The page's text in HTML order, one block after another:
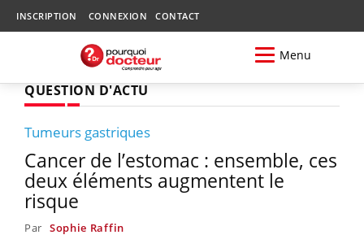
INSCRIPTION CONNEXION CONTACT
Menu
QUESTION D'ACTU
Tumeurs gastriques
Cancer de l’estomac : ensemble, ces
deux éléments augmentent le
risque
Par Sophie Raffin